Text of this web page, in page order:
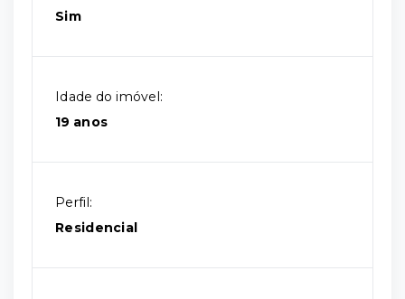
Sim
Idade do imóvel:
19 anos
Perfil:
Residencial